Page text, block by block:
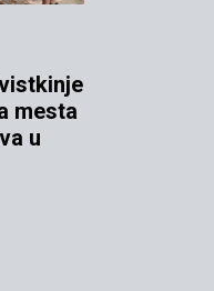
mesta
u